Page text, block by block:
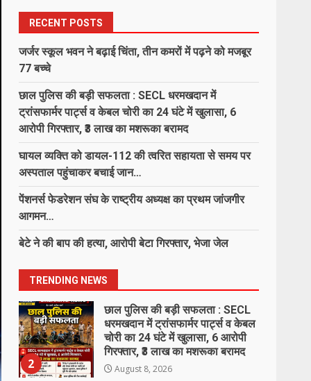
RECENT POSTS
जर्जर स्कूल भवन ने बढ़ाई चिंता, तीन कमरों में पढ़ने को मजबूर
77 बच्चे
छाल पुलिस की बड़ी सफलता : SECL धरमखदान में
ट्रांसफार्मर पार्ट्स व केबल चोरी का 24 घंटे में खुलासा, 6
आरोपी गिरफ्तार, ₹3 लाख का मशरूका बरामद
घायल व्यक्ति को डायल-112 की त्वरित सहायता से समय पर
अस्पताल पहुंचाकर बचाई जान…
पेंशनर्स फेडरेशन संघ के राष्ट्रीय अध्यक्ष का प्रथम जांजगीर
आगमन…
बेटे ने की बाप की हत्या, आरोपी बेटा गिरफ्तार, भेजा जेल
TRENDING NEWS
6 August 8, 2026
7
August 8, 2026
1
जर्जर स्कूल भवन ने बढ़ाई चिंता, तीन
कमरों में पढ़ने को मजबूर 77 बच्चे
August 8, 2026
2
धरमखदान में ट्रांसफार्मर पार्ट्स व केबल
चोरी का 24 घंटे में खुलासा, 6 आरोपी
3
घायल व्यक्ति को डायल-112 की त्वरित
सहायता से समय पर अस्पताल पहुंचाकर
बचाई जान…